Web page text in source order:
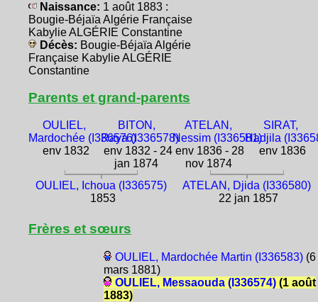
Naissance: 1 août 1883 :
Bougie-Béjaïa Algérie Française
Kabylie ALGÉRIE Constantine
Décès: Bougie-Béjaïa Algérie
Française Kabylie ALGÉRIE
Constantine
Parents et grand-parents
OULIEL,
Mardochée (I336576)
env 1832
BITON,
Raya (I336578)
env 1832 - 24
jan 1874
ATELAN,
Nessim (I336581)
env 1836 - 28
nov 1874
SIRAT,
Hadjila
env 1836
OULIEL, Ichoua (I336575)
1853
ATELAN, Djida (I336580)
22 jan 1857
Frères et sœurs
OULIEL, Mardochée Martin (I336583)(6
mars 1881)
OULIEL, Messaouda (I336574)(1 août
1883)